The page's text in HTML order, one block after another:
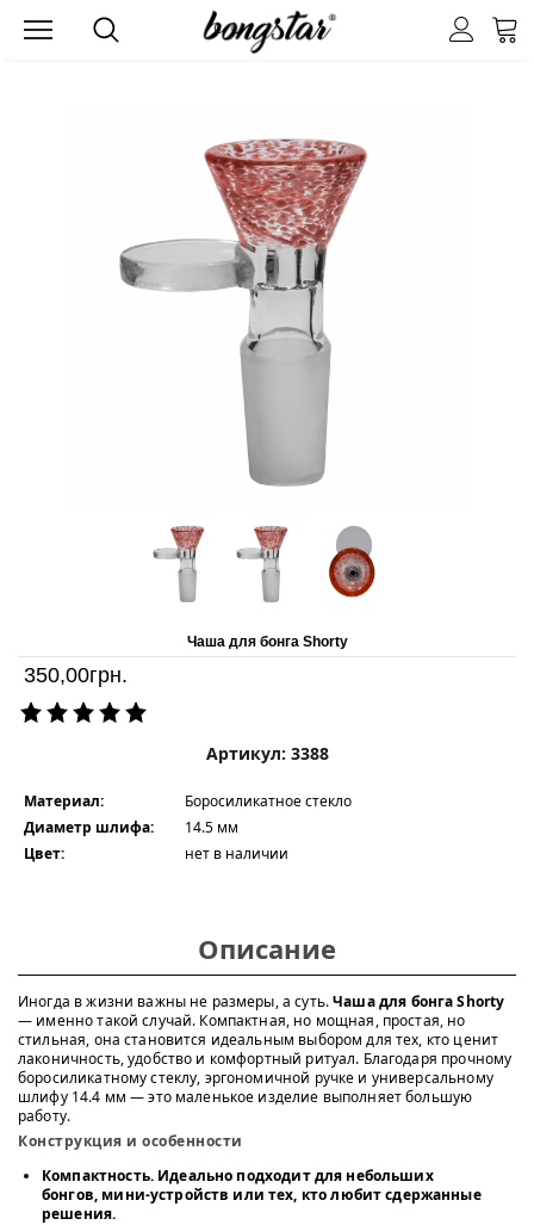
Чаша для бонга Shorty
350,00грн.
Артикул: 3388
Материал:
Боросиликатное стекло
Диаметр шлифа:
14.5 мм
Цвет:
нет в наличии
Описание
Иногда в жизни важны не размеры, а суть.Чаша для бонга Shorty
— именно такой случай. Компактная, но мощная, простая, но
стильная, она становится идеальным выбором для тех, кто ценит
лаконичность, удобство и комфортный ритуал. Благодаря прочному
боросиликатному стеклу, эргономичной ручке и универсальному
шлифу 14.4 мм — это маленькое изделие выполняет большую
работу.
Конструкция и особенности
Компактность.Идеально подходит для небольших
бонгов, мини-устройств или тех, кто любит сдержанные
решения.